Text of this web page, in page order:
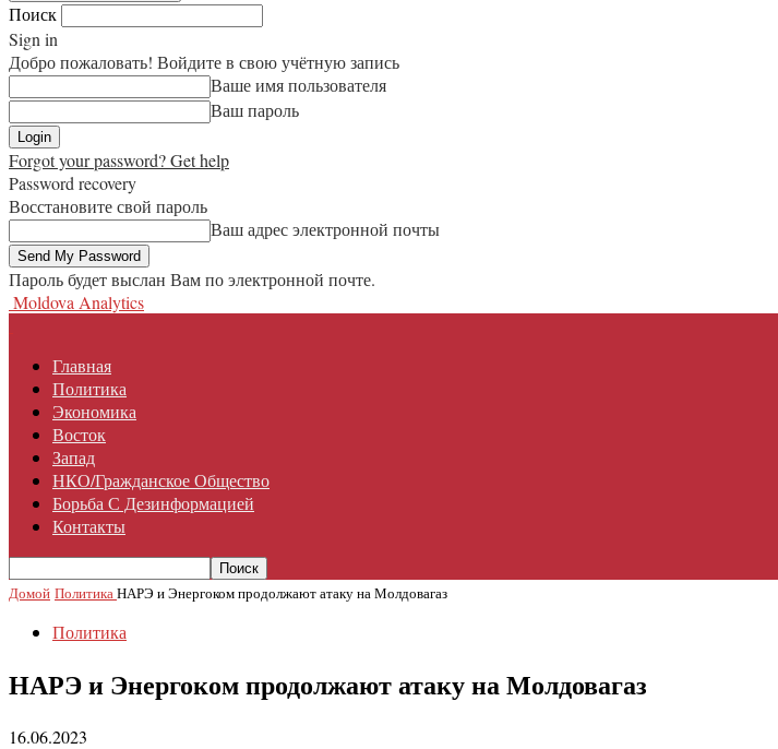
Поиск
Sign in
Добро пожаловать! Войдите в свою учётную запись
Ваше имя пользователя
Ваш пароль
Forgot your password? Get help
Password recovery
Восстановите свой пароль
Ваш адрес электронной почты
Пароль будет выслан Вам по электронной почте.
Moldova Analytics
Главная
Политика
Экономика
Восток
Запад
НКО/гражданское Общество
Борьба С Дезинформацией
Контакты
Домой ПолитикаНАРЭ и Энергоком продолжают атаку на Молдовагаз
Политика
НАРЭ и Энергоком продолжают атаку на Молдовагаз
16.06.2023